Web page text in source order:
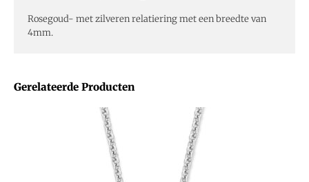
Gerelateerde Producten
Rosegoud- met zilveren relatiering met een breedte van
4mm.